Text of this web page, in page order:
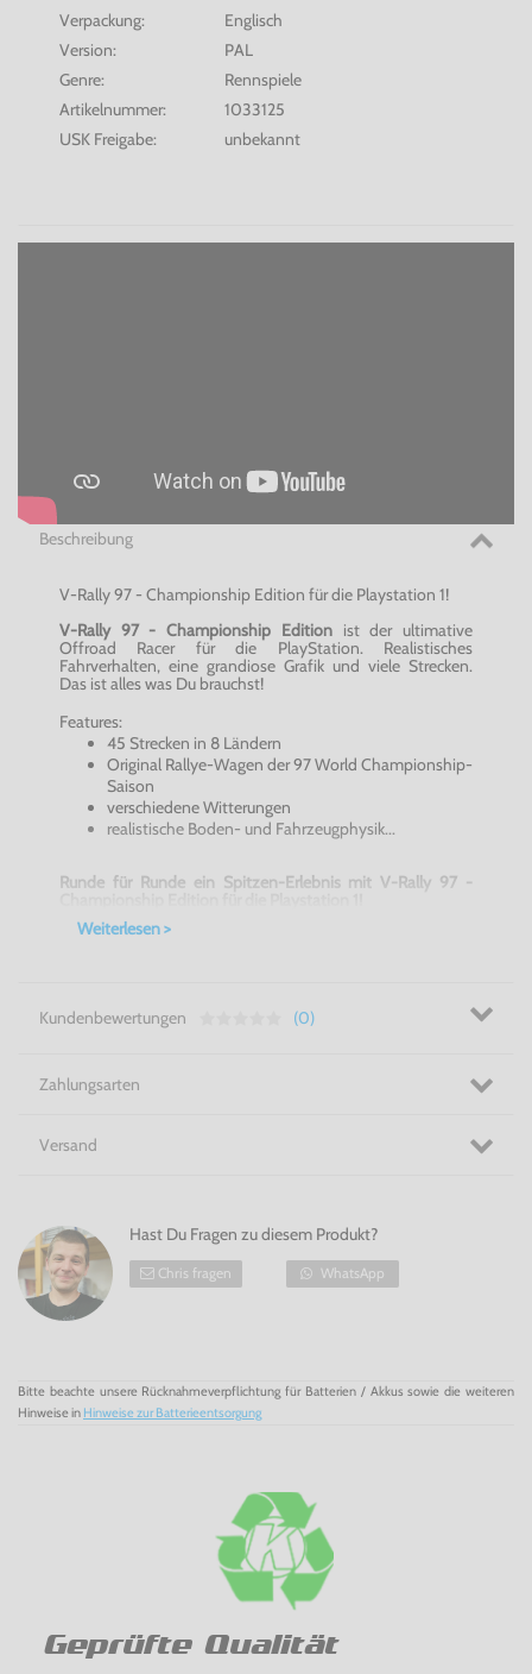
Verpackung:
Englisch
Version:
PAL
Genre:
Rennspiele
Artikelnummer:
1033125
USK Freigabe:
unbekannt
Beschreibung
V-Rally 97 - Championship Edition für die Playstation 1!
V-Rally 97 - Championship Editionist der ultimative
Offroad Racer für die PlayStation. Realistisches
Fahrverhalten, eine grandiose Grafik und viele Strecken.
Das ist alles was Du brauchst!
Features:
45 Strecken in 8 Ländern
Original Rallye-Wagen der 97 World Championship-
Saison
verschiedene Witterungen
realistische Boden- und Fahrzeugphysik...
Runde für Runde ein Spitzen-Erlebnis mit V-Rally 97 -
Weiterlesen >
Kundenbewertungen (0)
Zahlungsarten
Versand
Hast Du Fragen zu diesem Produkt?
Chris fragen WhatsApp
Bitte beachte unsere Rücknahmeverpflichtung für Batterien / Akkus sowie die weiteren
Hinweise in Hinweise zur Batterieentsorgung
Geprüfte Qualität